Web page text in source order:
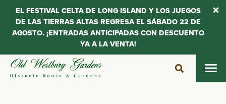
Saltar
EL FESTIVAL CELTA DE LONG ISLAND Y LOS JUEGOS
DE LAS TIERRAS ALTAS REGRESA EL SÁBADO 22 DE
AGOSTO. ¡ENTRADAS ANTICIPADAS CON DESCUENTO
YA A LA VENTA!